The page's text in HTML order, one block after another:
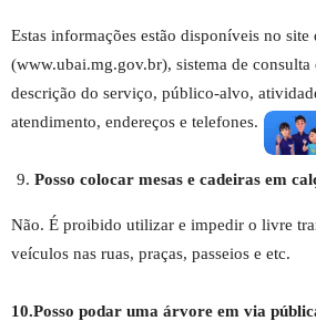
Estas informações estão disponíveis no
(www.ubai.mg.gov.br), sistema de
descrição do serviço, público-alvo,
atendimento, endereços e telefones.
Posso colocar mesas e cadeiras em
Não. É proibido utilizar e impedir o livre
veículos nas ruas, praças, passeios e etc.
10.Posso podar uma árvore em via